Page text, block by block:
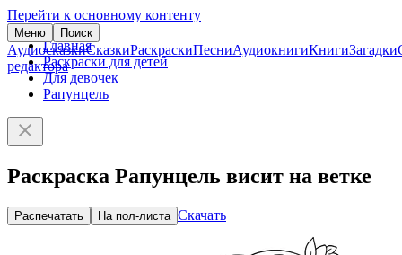
Перейти к основному контенту
Меню Поиск
АудиосказкиСказкиРаскраскиПесниАудиокнигиКнигиЗагадки
редактора
Главная
Раскраски для детей
Для девочек
Рапунцель
Раскраска Рапунцель висит на ветке
Распечатать На пол-листа Скачать